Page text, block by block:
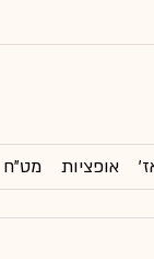
אופציות מט"ח